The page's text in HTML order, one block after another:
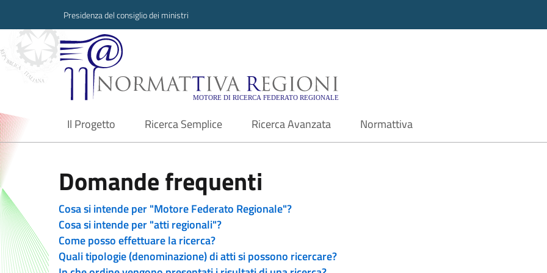
Presidenza del consiglio dei ministri
Normattiva Regioni - Motore di ricerca
Il Progetto
current Ricerca Semplice Ricerca Avanzata Normattiva
Domande frequenti
Cosa si intende per "Motore Federato Regionale"?
Cosa si intende per "atti regionali"?
Come posso effettuare la ricerca?
Quali tipologie (denominazione) di atti si possono ricercare?